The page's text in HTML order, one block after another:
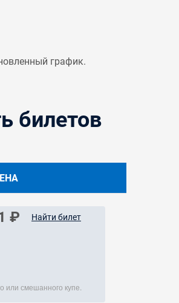
график.
билетов
₽ Найти билет
или смешанного купе.